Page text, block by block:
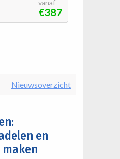
vanaf
€387
Nieuwsoverzicht
en